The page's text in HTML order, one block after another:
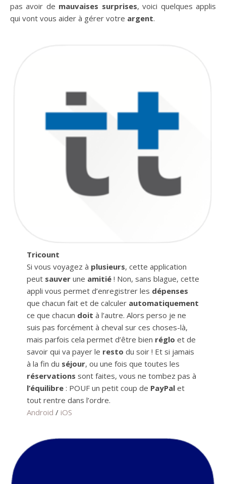
pas avoir de mauvaises surprises, voici quelques applis
qui vont vous aider à gérer votre argent.
Tricount
Si vous voyagez à plusieurs, cette application
peut sauver une amitié ! Non, sans blague, cette
appli vous permet d’enregistrer les dépenses
que chacun fait et de calculer automatiquement
ce que chacun doit à l’autre. Alors perso je ne
suis pas forcément à cheval sur ces choses-là,
mais parfois cela permet d’être bien réglo et de
savoir qui va payer le resto du soir ! Et si jamais
à la fin du séjour, ou une fois que toutes les
réservations sont faites, vous ne tombez pas à
l’équilibre : POUF un petit coup de PayPal et
tout rentre dans l’ordre.
Android / iOS